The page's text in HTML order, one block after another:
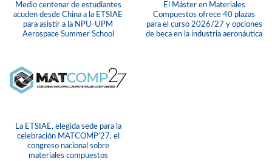
Medio centenar de estudiantes
acuden desde China a la ETSIAE
para asistir a la NPU-UPM
Aerospace Summer School
El Máster en Materiales
Compuestos ofrece 40 plazas
para el curso 2026/27 y opciones
de beca en la industria aeronáutica
La ETSIAE, elegida sede para la
celebración MATCOMP’27, el
congreso nacional sobre
materiales compuestos